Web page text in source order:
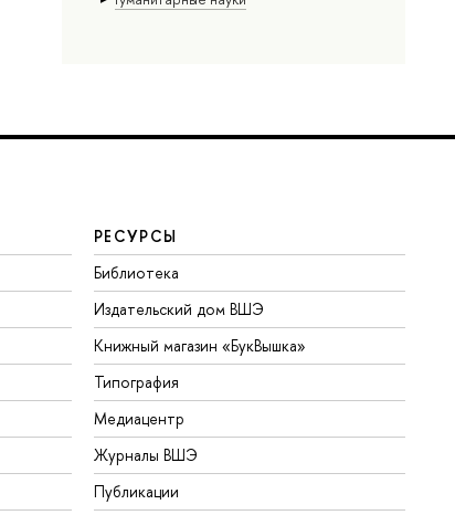
РЕСУРСЫ
Библиотека
Издательский дом ВШЭ
Книжный магазин «БукВышка»
Типография
Медиацентр
Журналы ВШЭ
Публикации